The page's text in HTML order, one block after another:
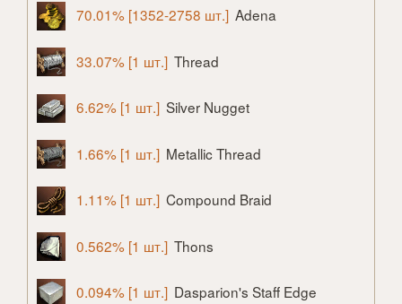
70.01% [1352-2758 шт.] Adena
33.07% [1 шт.] Thread
6.62% [1 шт.] Silver Nugget
1.66% [1 шт.] Metallic Thread
1.11% [1 шт.] Compound Braid
0.562% [1 шт.] Thons
0.094% [1 шт.] Dasparion's Staff Edge